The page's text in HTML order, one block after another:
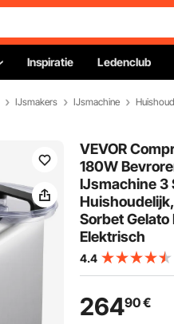
Inspiratie Ledenclub
IJsmakers IJsmachine
VEVOR
180W
IJsmachine 3
Sorbet
Elektrisch
4.4
26490€